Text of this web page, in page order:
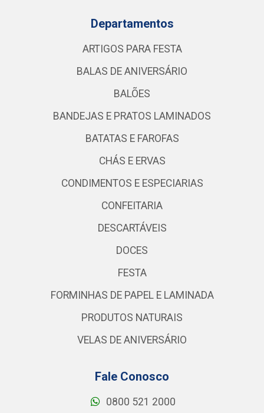
Departamentos
ARTIGOS PARA FESTA
BALAS DE ANIVERSÁRIO
BALÕES
BANDEJAS E PRATOS LAMINADOS
BATATAS E FAROFAS
CHÁS E ERVAS
CONDIMENTOS E ESPECIARIAS
CONFEITARIA
DESCARTÁVEIS
DOCES
FESTA
FORMINHAS DE PAPEL E LAMINADA
PRODUTOS NATURAIS
VELAS DE ANIVERSÁRIO
Fale Conosco
0800 521 2000